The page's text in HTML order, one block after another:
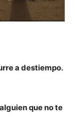
a destiempo.
que no te